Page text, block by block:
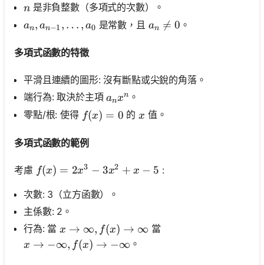
n
n是非負整數（多項式的次數）。
a_n, a_{n-1}, \ldots, a_0
an, an−1 , … , a0 是常數，且 a_n \neq 0
an 
= 0 。
多項式函數的特徵
平滑且連續的圖形: 沒有斷點或尖銳的角落。
端行為: 取決於主項a_n x^n
anxn 。
零點/根: 使得 f(x)=0
f(x) = 0 的 x
x 值。
多項式函數的範例
考慮 f(x)=2 x^3-3 x^2+x-5
f(x) = 2x3 − 3x2 + x − 5 :
次數: 3（立方函數）。
主係數: 2。
行為: 當x \rightarrow \infty, f(x) \rightarrow
x → ∞, f(x) → ∞ 當
x \rightarrow -\infty, f(x) \rightarrow -\infty
x → −∞, f(x) → −∞ 。